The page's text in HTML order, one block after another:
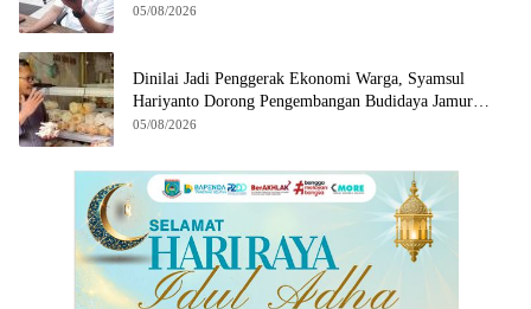
05/08/2026
Dinilai Jadi Penggerak Ekonomi Warga, Syamsul
Hariyanto Dorong Pengembangan Budidaya Jamur
Crispy di Serpong
05/08/2026